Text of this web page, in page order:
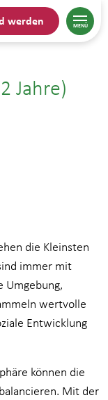
werden
Jahre)
die Kleinsten
immer mit
Umgebung,
wertvolle
Entwicklung
können die
Mit der